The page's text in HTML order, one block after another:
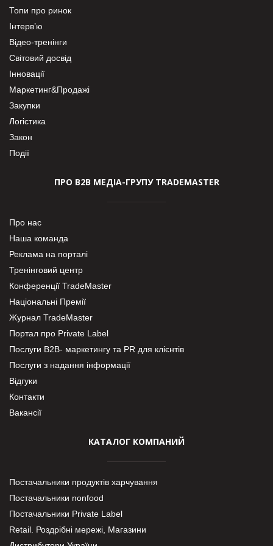
Топи про ринок
Інтерв’ю
Відео-тренінги
Світовий досвід
Інновації
Маркетинг&Продажі
Закупки
Логістика
Закон
Події
ПРО В2В МЕДІА-ГРУПУ TRADEMASTER
Про нас
Наша команда
Реклама на порталі
Тренінговий центр
Конференції TradeMaster
Національні Премії
Журнал TradeMaster
Портал про Private Label
Послуги В2В- маркетингу та PR для клієнтів
Послуги з надання інформації
Відгуки
Контакти
Вакансії
КАТАЛОГ КОМПАНИЙ
Постачальники продуктів харчування
Постачальники nonfood
Постачальники Private Label
Retail. Роздрібні мережі, Магазини